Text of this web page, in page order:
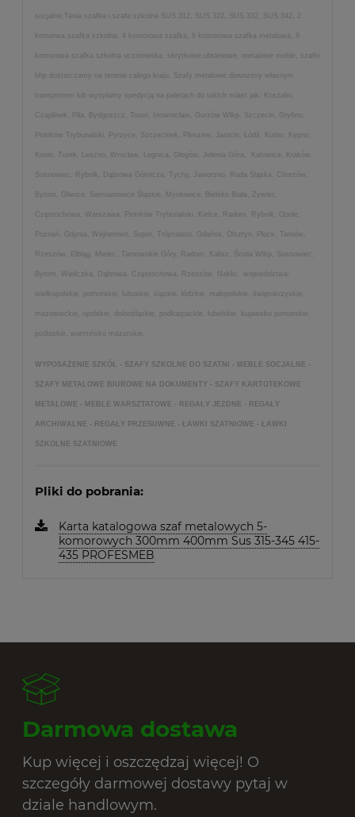
socjalne,Tania szafka i szafa szkolna SUS 312, SUS 322, SUS 332, SUS 342, 2
komorwa szafka szkolna, 4 komorowa szafka, 6 komorowa szafka metalowa, 8
komorowa szafka szkolna uczniowska, skrytkowe,ubraniowe, metalowe meble, szafki
bhp dostarczamy na terenie całego kraju. Szafy metalowe dowozimy własnym
transportem lub wysyłamy spedycją na paletach do takich miast jak: Koszalin,
Czaplinek, Piła, Bydgoszcz, Toruń, Inowrocław, Gorzów Wlkp, Szczecin, Gryfino,
Piotrków Trybunalski, Pyrzyce, Szczecinek, Pleszew, Jarocin, Łódź, Kutno, Kępno,
Konin, Turek, Leszno, Wrocław, Legnica, Głogów, Jelenia Góra, Katowice, Kraków,
Sosnowiec, Rybnik, Dąbrowa Górnicza, Tychy, Jaworzno, Ruda Śląska, Chorzów,
Bytom, Gliwice, Siemianowice Śląskie, Mysłowice, Bielsko Biała, Żywiec,
Częstochowa, Warszawa, Piotrków Trybunalski, Kielce, Radom, Rybnik, Opole,
Poznań, Gdynia, Wejherowo, Sopot, Trójmiasto, Gdańsk, Olsztyn, Płock, Tarnów,
Rzeszów, Elbląg, Mielec, Tarnowskie Góry, Radom, Kalisz, Środa Wlkp, Sosnowiec,
Bytom, Wieliczka, Dąbrowa, Częstochowa, Rzeszów, Nakło, województwa:
wielkopolskie, pomorskie, lubuskie, śląskie, łódzkie, małopolskie, świętokrzyskie,
mazowieckie, opolskie, dolnośląskie, podkarpackie, lubelskie, kujawsko pomorskie,
podlaskie, warmińsko mazurskie.
WYPOSAŻENIE SZKÓŁ - SZAFY SZKOLNE DO SZATNI - MEBLE SOCJALNE -
SZAFY METALOWE BIUROWE NA DOKUMENTY - SZAFY KARTOTEKOWE
METALOWE - MEBLE WARSZTATOWE - REGAŁY JEZDNE - REGAŁY
ARCHIWALNE - REGAŁY PRZESUWNE - ŁAWKI SZATNIOWE - ŁAWKI
SZKOLNE SZATNIOWE
Pliki do pobrania:
Karta katalogowa szaf metalowych 5-
komorowych 300mm 400mm Sus 315-345 415-
435 PROFESMEB
Darmowa dostawa
Kup więcej i oszczędzaj więcej! O
szczegóły darmowej dostawy pytaj w
dziale handlowym.